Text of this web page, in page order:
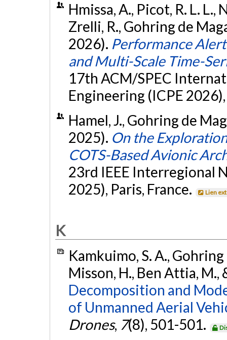
Hmissa, A., Picot, R. L. L.,
Zrelli, R., Gohring de
2026). Performance
and Multi-Scale Time-
17th ACM/SPEC
Engineering (ICPE
Hamel, J., Gohring de
2025). On the
COTS-Based Avionic
23rd IEEE Interregional
2025), Paris, France.
Lien
K
Kamkuimo, S. A.,
Misson, H., Ben Attia, M.,
Decomposition and
of Unmanned Aerial
Drones, 7(8), 501-501.